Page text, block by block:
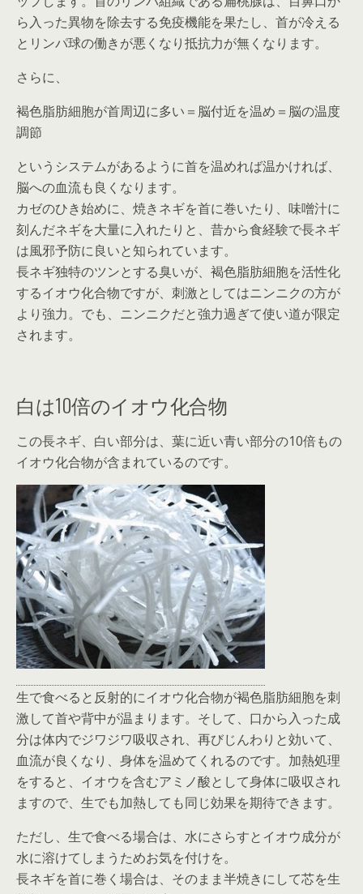
ら入った異物を除去する免疫機能を果たし、首が冷える
とリンパ球の働きが悪くなり抵抗力が無くなります。
さらに、
褐色脂肪細胞が首周辺に多い＝脳付近を温め＝脳の温度
調節
というシステムがあるように首を温めれば温かければ、
脳への血流も良くなります。
カゼのひき始めに、焼きネギを首に巻いたり、味噌汁に
刻んだネギを大量に入れたりと、昔から食経験で長ネギ
は風邪予防に良いと知られています。
長ネギ独特のツンとする臭いが、褐色脂肪細胞を活性化
するイオウ化合物ですが、刺激としてはニンニクの方が
より強力。でも、ニンニクだと強力過ぎて使い道が限定
されます。
白は10倍のイオウ化合物
この長ネギ、白い部分は、葉に近い青い部分の10倍もの
イオウ化合物が含まれているのです。
生で食べると反射的にイオウ化合物が褐色脂肪細胞を刺
激して首や背中が温まります。そして、口から入った成
分は体内でジワジワ吸収され、再びじんわりと効いて、
血流が良くなり、身体を温めてくれるのです。加熱処理
をすると、イオウを含むアミノ酸として身体に吸収され
ますので、生でも加熱しても同じ効果を期待できます。
ただし、生で食べる場合は、水にさらすとイオウ成分が
水に溶けてしまうためお気を付けを。
長ネギを首に巻く場合は、そのまま半焼きにして芯を生